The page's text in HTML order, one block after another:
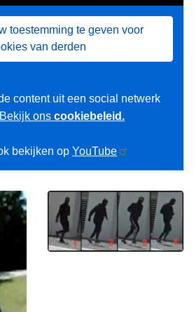
toestemming te geven voor
van derden
content uit een social netwerk
Bekijk ons cookiebeleid.
bekijken op YouTube